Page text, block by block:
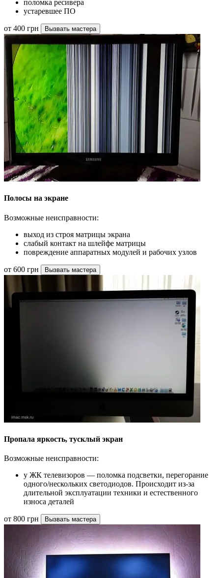
поломка ресивера
устаревшее ПО
от 400 грн Вызвать мастера
Полосы на экране
Возможные неисправности:
выход из строя матрицы экрана
слабый контакт на шлейфе матрицы
повреждение аппаратных модулей и рабочих узлов
от 600 грн Вызвать мастера
Пропала яркость, тусклый экран
Возможные неисправности:
у ЖК телевизоров — поломка подсветки, перегорание
одного/нескольких светодиодов. Происходит из-за
длительной эксплуатации техники и естественного
износа деталей
от 800 грн Вызвать мастера